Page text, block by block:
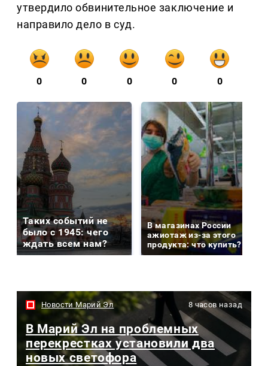
утвердило обвинительное заключение и
направило дело в суд.
0 0 0 0 0
Таких событий не
было с 1945: чего
ждать всем нам?
В магазинах России
ажиотаж из-за этого
продукта: что купить?
Новости Марий Эл 8 часов назад
В Марий Эл на проблемных
перекрестках установили два
новых светофора